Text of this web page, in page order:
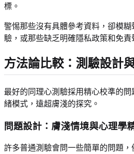
標。
警惕那些沒有具體參考資料，卻模糊
驗，或那些缺乏明確隱私政策和免責
方法論比較：測驗設計
最好的同理心測驗採用精心校準的
緒模式，遠超膚淺的探究。
問題設計：膚淺情境與心理學
許多普通測驗會問一些簡單的問題